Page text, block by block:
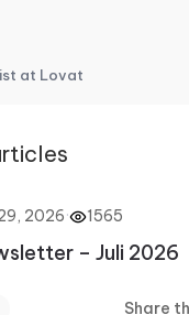
at Lovat
2026· 1565
– Juli 2026
Share